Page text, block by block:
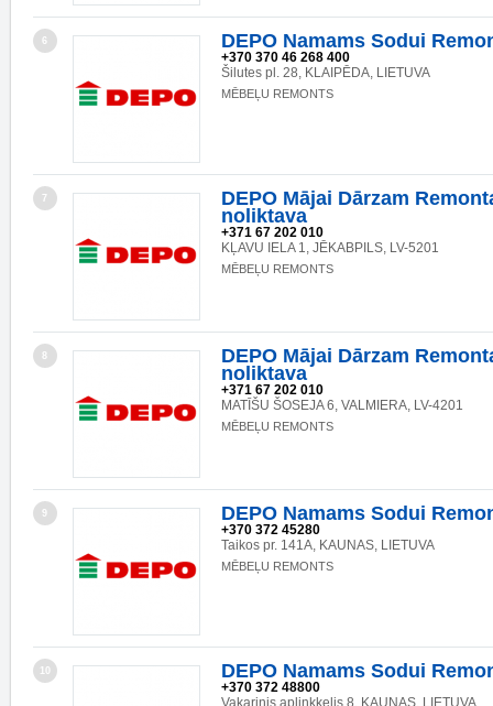
6 DEPO Namams Sodui
+370 370 46 268 400
Šilutes pl. 28, KLAIPĒDA, LIETUVA
MĒBEĻU REMONTS
7
DEPO Mājai Dārzam
noliktava
+371 67 202 010
KĻAVU IELA 1, JĒKABPILS, LV-5201
MĒBEĻU REMONTS
8
DEPO Mājai Dārzam
noliktava
+371 67 202 010
MATĪŠU ŠOSEJA 6, VALMIERA, LV-4201
MĒBEĻU REMONTS
9 DEPO Namams Sodui
+370 372 45280
Taikos pr. 141A, KAUNAS, LIETUVA
MĒBEĻU REMONTS
10 DEPO Namams Sodui
+370 372 48800
Vakarinis aplinkkelis 8, KAUNAS, LIETUVA